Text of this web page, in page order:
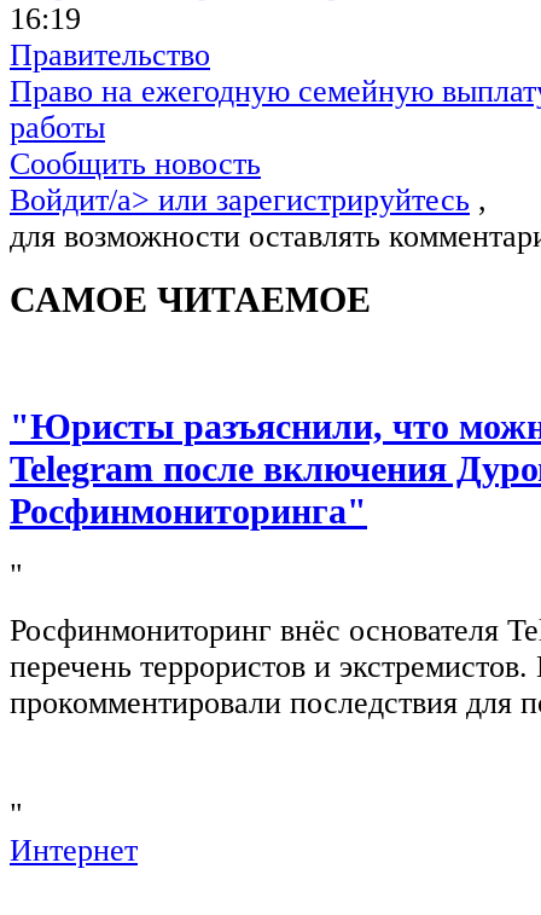
16:19
Правительство
Право на ежегодную семейную
работы
Сообщить новость
Войдит/a> или зарегистрируйтесь ,
для возможности оставлять
САМОЕ ЧИТАЕМОЕ
"Юристы разъяснили, что
Telegram после включения
Росфинмониторинга"
"
Росфинмониторинг внёс основателя
перечень террористов и
прокомментировали последствия для
"
Интернет